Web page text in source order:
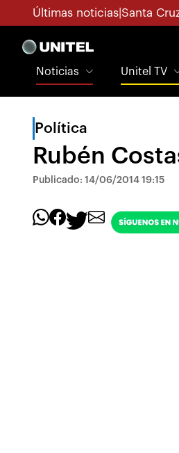
Últimas noticias Santa
Noticias Unitel TV
Política
Rubén
Publicado: 14/06/2014 19:15